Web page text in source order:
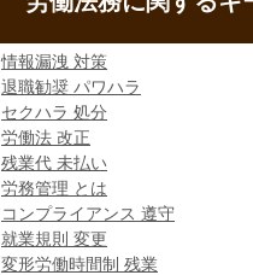
情報漏洩 対策
退職勧奨 パワハラ
セクハラ 処分
労働法 改正
残業代 未払い
労務管理 とは
コンプライアンス 遵守
就業規則 変更
変形労働時間制 残業